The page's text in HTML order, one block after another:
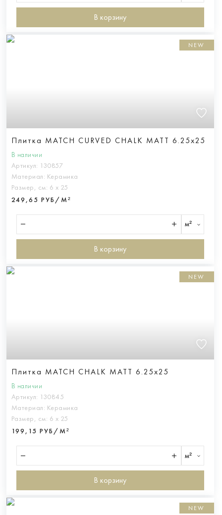
В корзину
NEW
Плитка MATCH CURVED CHALK MATT 6.25x25
В наличии
Артикул: 130857
Материал: Керамика
Размер, см: 6 х 25
249,65 РУБ/М²
м²
В корзину
NEW
Плитка MATCH CHALK MATT 6.25x25
В наличии
Артикул: 130845
Материал: Керамика
Размер, см: 6 х 25
199,15 РУБ/М²
м²
В корзину
NEW